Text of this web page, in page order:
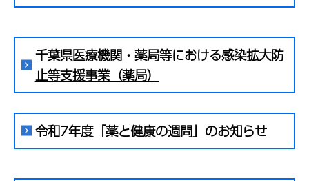
千葉県医療機関・薬局等における感染拡大防
止等支援事業（薬局）
令和7年度「薬と健康の週間」のお知らせ